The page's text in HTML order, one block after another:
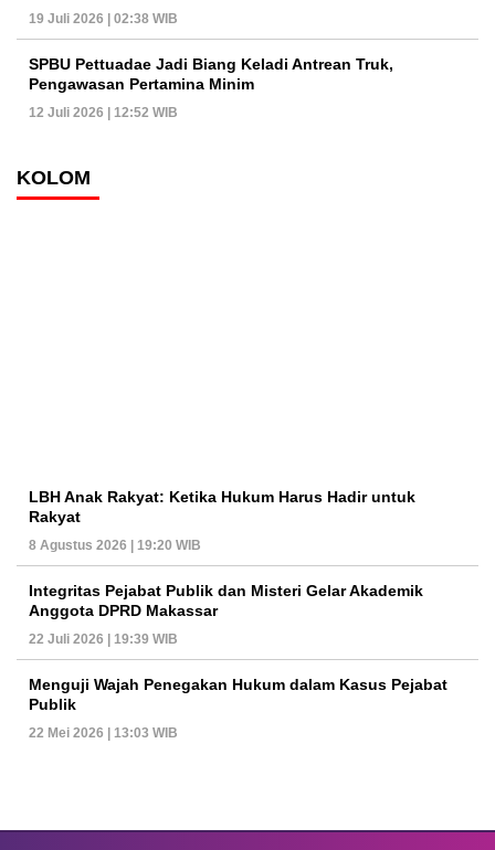
19 Juli 2026 | 02:38 WIB
SPBU Pettuadae Jadi Biang Keladi Antrean Truk,
Pengawasan Pertamina Minim
12 Juli 2026 | 12:52 WIB
KOLOM
LBH Anak Rakyat: Ketika Hukum Harus Hadir untuk
Rakyat
8 Agustus 2026 | 19:20 WIB
Integritas Pejabat Publik dan Misteri Gelar Akademik
Anggota DPRD Makassar
22 Juli 2026 | 19:39 WIB
Menguji Wajah Penegakan Hukum dalam Kasus Pejabat
Publik
22 Mei 2026 | 13:03 WIB